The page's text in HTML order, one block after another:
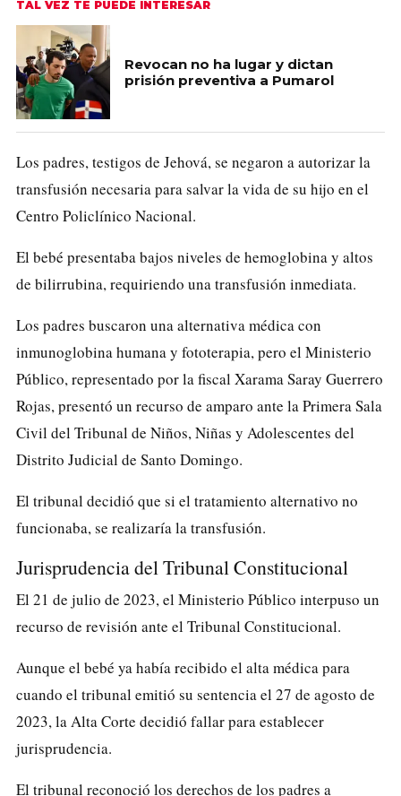
TAL VEZ TE PUEDE INTERESAR
Revocan no ha lugar y dictan
prisión preventiva a Pumarol
Los padres, testigos de Jehová, se negaron a autorizar la
transfusión necesaria para salvar la vida de su hijo en el
Centro Policlínico Nacional.
El bebé presentaba bajos niveles de hemoglobina y altos
de bilirrubina, requiriendo una transfusión inmediata.
Los padres buscaron una alternativa médica con
inmunoglobina humana y fototerapia, pero el Ministerio
Público, representado por la fiscal Xarama Saray Guerrero
Rojas, presentó un recurso de amparo ante la Primera Sala
Civil del Tribunal de Niños, Niñas y Adolescentes del
Distrito Judicial de Santo Domingo.
El tribunal decidió que si el tratamiento alternativo no
funcionaba, se realizaría la transfusión.
Jurisprudencia del Tribunal Constitucional
El 21 de julio de 2023, el Ministerio Público interpuso un
recurso de revisión ante el Tribunal Constitucional.
Aunque el bebé ya había recibido el alta médica para
cuando el tribunal emitió su sentencia el 27 de agosto de
2023, la Alta Corte decidió fallar para establecer
jurisprudencia.
El tribunal reconoció los derechos de los padres a